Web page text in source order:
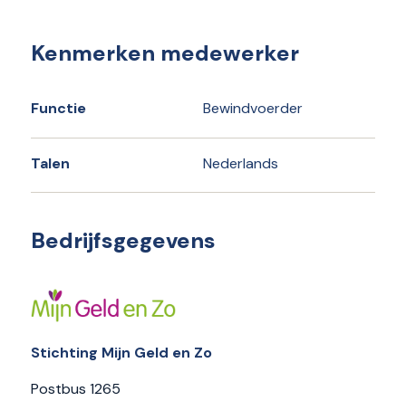
Kenmerken medewerker
Functie Bewindvoerder
Talen Nederlands
Bedrijfsgegevens
Stichting Mijn Geld en Zo
Postbus 1265